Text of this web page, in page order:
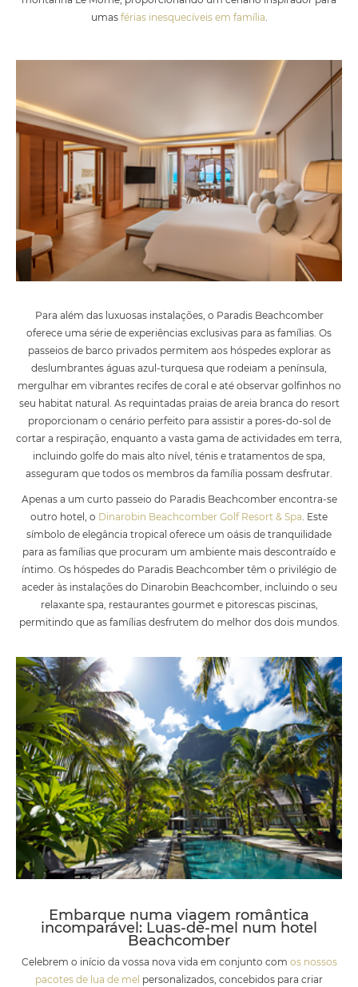
umas férias inesquecíveis em família.
Para além das luxuosas instalações, o Paradis Beachcomber
oferece uma série de experiências exclusivas para as famílias. Os
passeios de barco privados permitem aos hóspedes explorar as
deslumbrantes águas azul-turquesa que rodeiam a península,
mergulhar em vibrantes recifes de coral e até observar golfinhos no
seu habitat natural. As requintadas praias de areia branca do resort
proporcionam o cenário perfeito para assistir a pores-do-sol de
cortar a respiração, enquanto a vasta gama de actividades em terra,
incluindo golfe do mais alto nível, ténis e tratamentos de spa,
asseguram que todos os membros da família possam desfrutar.
Apenas a um curto passeio do Paradis Beachcomber encontra-se
outro hotel, o Dinarobin Beachcomber Golf Resort & Spa. Este
símbolo de elegância tropical oferece um oásis de tranquilidade
para as famílias que procuram um ambiente mais descontraído e
íntimo. Os hóspedes do Paradis Beachcomber têm o privilégio de
aceder às instalações do Dinarobin Beachcomber, incluindo o seu
relaxante spa, restaurantes gourmet e pitorescas piscinas,
permitindo que as famílias desfrutem do melhor dos dois mundos.
Embarque numa viagem romântica
incomparável: Luas-de-mel num hotel
Beachcomber
Celebrem o início da vossa nova vida em conjunto com os nossos
pacotes de lua de mel personalizados, concebidos para criar